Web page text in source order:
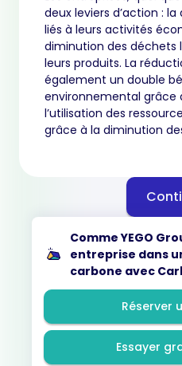
deux leviers d’action :
liés à leurs activités
diminution des déchets
leurs produits. La
également un double
environnemental grâce
l’utilisation des
grâce à la diminution
Comme YEGO
entreprise dans
carbone avec
Réserver
Essayer